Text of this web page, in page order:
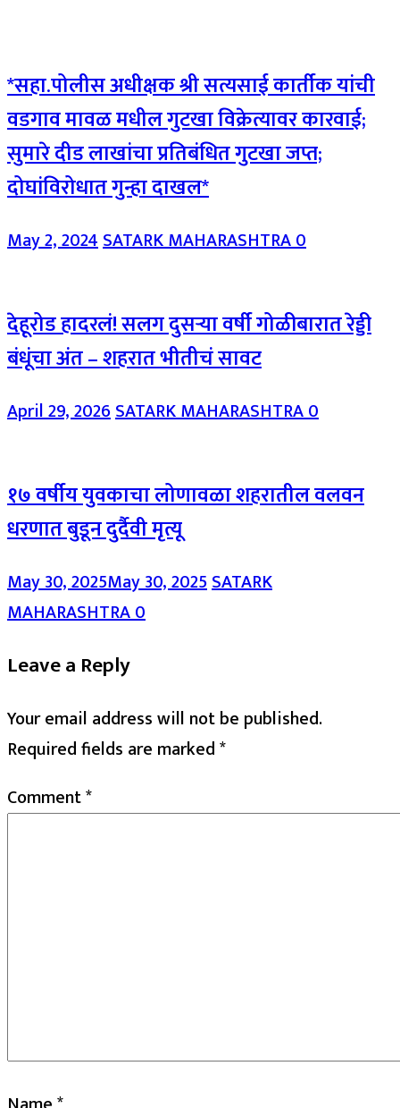
*सहा.पोलीस अधीक्षक श्री सत्यसाई कार्तीक यांची
वडगाव मावळ मधील गुटखा विक्रेत्यावर कारवाई;
सुमारे दीड लाखांचा प्रतिबंधित गुटखा जप्त;
दोघांविरोधात गुन्हा दाखल*
May 2, 2024SATARK MAHARASHTRA0
देहूरोड हादरलं! सलग दुसऱ्या वर्षी गोळीबारात रेड्डी
बंधूंचा अंत – शहरात भीतीचं सावट
April 29, 2026SATARK MAHARASHTRA0
१७ वर्षीय युवकाचा लोणावळा शहरातील वलवन
धरणात बुडून दुर्दैवी मृत्यू
May 30, 2025May 30, 2025SATARK
MAHARASHTRA0
Leave a Reply
Your email address will not be published.
Required fields are marked*
Comment*